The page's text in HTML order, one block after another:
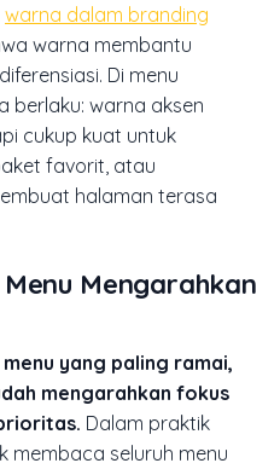
warna dalam branding
warna membantu
Di menu
berlaku: warna aksen
cukup kuat untuk
favorit, atau
halaman terasa
Mengarahkan
yang paling ramai,
mengarahkan fokus
Dalam praktik
membaca seluruh menu